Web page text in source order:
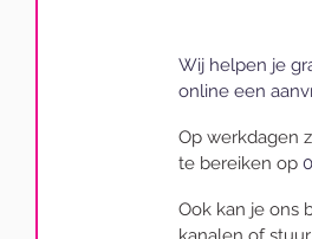
Wij helpen je
online een
Op werkdagen
te bereiken op
Ook kan je ons